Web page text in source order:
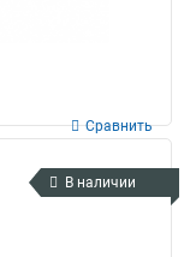
Сравнить
В наличии